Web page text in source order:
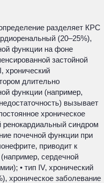
разделяет КРС
(20–25%),
функции на фоне
застойной
хронический
длительно
функции (например,
вызывает
хроническое
ренокардиальный синдром
почечной функции при
приводит к
сердечной
• тип IV, хронический
хроническое заболевание